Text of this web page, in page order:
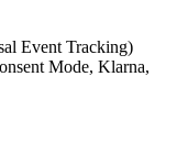
Event Tracking)
Mode, Klarna,